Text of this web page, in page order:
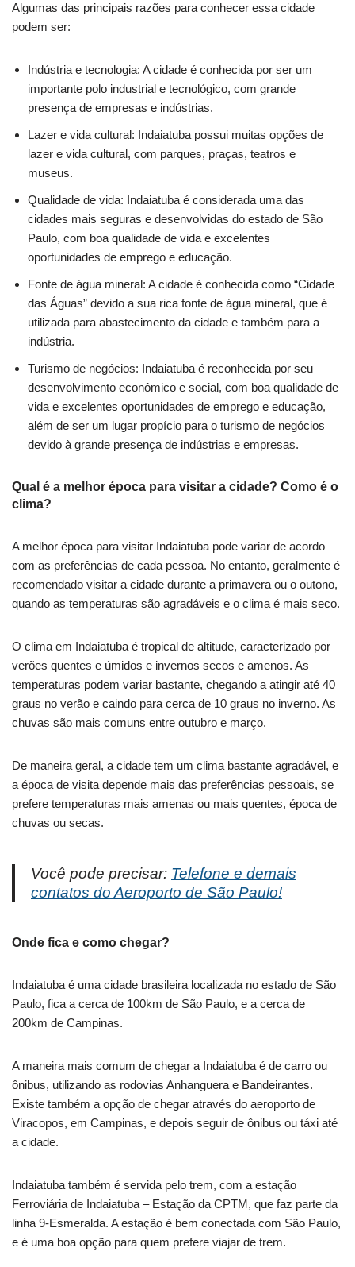
Algumas das principais razões para conhecer essa cidade
podem ser:
Indústria e tecnologia: A cidade é conhecida por ser um
importante polo industrial e tecnológico, com grande
presença de empresas e indústrias.
Lazer e vida cultural: Indaiatuba possui muitas opções de
lazer e vida cultural, com parques, praças, teatros e
museus.
Qualidade de vida: Indaiatuba é considerada uma das
cidades mais seguras e desenvolvidas do estado de São
Paulo, com boa qualidade de vida e excelentes
oportunidades de emprego e educação.
Fonte de água mineral: A cidade é conhecida como “Cidade
das Águas” devido a sua rica fonte de água mineral, que é
utilizada para abastecimento da cidade e também para a
indústria.
Turismo de negócios: Indaiatuba é reconhecida por seu
desenvolvimento econômico e social, com boa qualidade de
vida e excelentes oportunidades de emprego e educação,
além de ser um lugar propício para o turismo de negócios
devido à grande presença de indústrias e empresas.
Qual é a melhor época para visitar a cidade? Como é o
clima?
A melhor época para visitar Indaiatuba pode variar de acordo
com as preferências de cada pessoa. No entanto, geralmente é
recomendado visitar a cidade durante a primavera ou o outono,
quando as temperaturas são agradáveis e o clima é mais seco.
O clima em Indaiatuba é tropical de altitude, caracterizado por
verões quentes e úmidos e invernos secos e amenos. As
temperaturas podem variar bastante, chegando a atingir até 40
graus no verão e caindo para cerca de 10 graus no inverno. As
chuvas são mais comuns entre outubro e março.
De maneira geral, a cidade tem um clima bastante agradável, e
a época de visita depende mais das preferências pessoais, se
prefere temperaturas mais amenas ou mais quentes, época de
chuvas ou secas.
Você pode precisar: Telefone e demais
contatos do Aeroporto de São Paulo!
Onde fica e como chegar?
Indaiatuba é uma cidade brasileira localizada no estado de São
Paulo, fica a cerca de 100km de São Paulo, e a cerca de
200km de Campinas.
A maneira mais comum de chegar a Indaiatuba é de carro ou
ônibus, utilizando as rodovias Anhanguera e Bandeirantes.
Existe também a opção de chegar através do aeroporto de
Viracopos, em Campinas, e depois seguir de ônibus ou táxi até
a cidade.
Indaiatuba também é servida pelo trem, com a estação
Ferroviária de Indaiatuba – Estação da CPTM, que faz parte da
linha 9-Esmeralda. A estação é bem conectada com São Paulo,
e é uma boa opção para quem prefere viajar de trem.